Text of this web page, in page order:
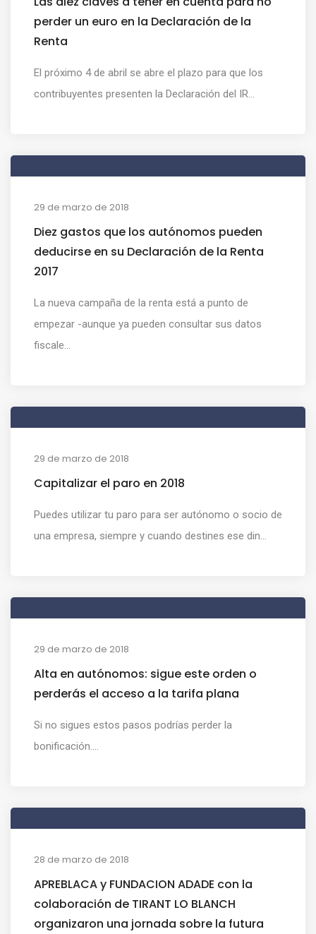
perder un euro en la Declaración de la
Renta
El próximo 4 de abril se abre el plazo para que los
contribuyentes presenten la Declaración del IR...
29 de marzo de 2018
Diez gastos que los autónomos pueden
deducirse en su Declaración de la Renta
2017
La nueva campaña de la renta está a punto de
empezar -aunque ya pueden consultar sus datos
fiscale...
29 de marzo de 2018
Capitalizar el paro en 2018
Puedes utilizar tu paro para ser autónomo o socio de
una empresa, siempre y cuando destines ese din...
29 de marzo de 2018
Alta en autónomos: sigue este orden o
perderás el acceso a la tarifa plana
Si no sigues estos pasos podrías perder la
bonificación....
28 de marzo de 2018
APREBLACA y FUNDACION ADADE con la
colaboración de TIRANT LO BLANCH
organizaron una jornada sobre la futura